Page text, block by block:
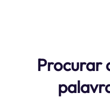
Procurar